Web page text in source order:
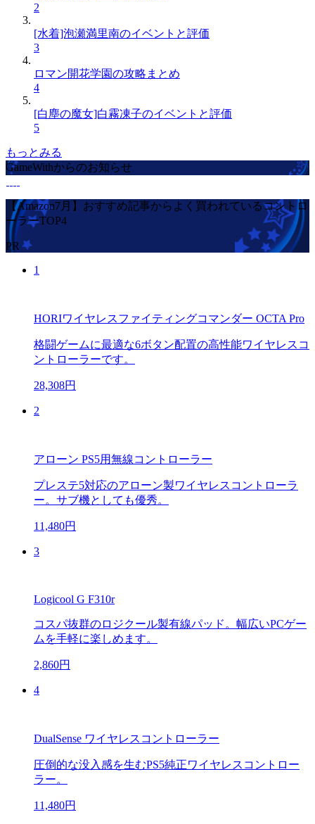
2
[水着]泡瀬満里南のイベントと評価
3
ロマン開花学園の攻略まとめ
4
[白塵の魔女]白霧凍子のイベントと評価
5
もっとみる
GameWithからのお知らせ
【Amazon7月】おすすめ記事からよく買われているコントロ
ーラーTOP4
PR
1
HORIワイヤレスファイティングコマンダー OCTA Pro
格闘ゲームに最適な6ボタン配置の高性能ワイヤレスコ
ントローラーです。
28,308円
2
アローン PS5用無線コントローラー
プレステ5対応のアローン製ワイヤレスコントローラ
ー。サブ機としても優秀。
11,480円
3
Logicool G F310r
コスパ抜群のロジクール製有線パッド。幅広いPCゲー
ムを手軽に楽しめます。
2,860円
4
DualSense ワイヤレスコントローラー
圧倒的な没入感を生むPS5純正ワイヤレスコントロー
ラー。
11,480円